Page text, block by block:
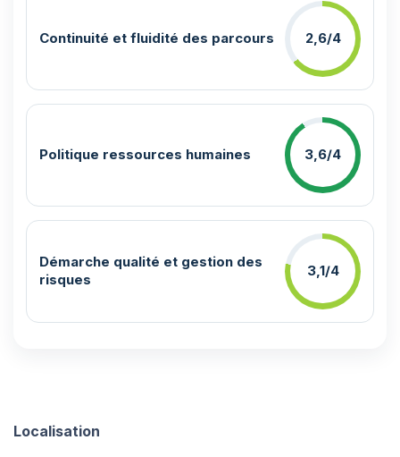
Continuité et fluidité des parcours 2,6/4
Politique ressources humaines 3,6/4
Démarche qualité et gestion des
risques
3,1/4
Localisation